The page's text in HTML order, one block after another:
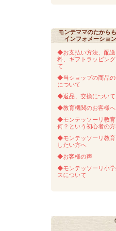
モンテママのたから
インフォメーション
◆お支払い方法、配送
料、ギフトラッピン
て
◆当ショップの商品の
について
◆返品、交換について
◆教育機関のお客様へ
◆モンテッソーリ教育
何？という初心者の
◆モンテッソーリ教育
したい方へ
◆お客様の声
◆モンテッソーリ小学
スについて